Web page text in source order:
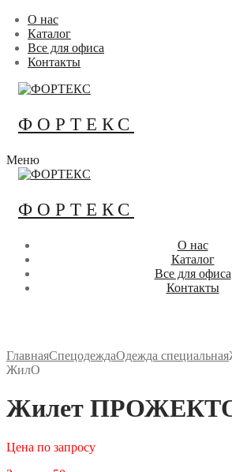
Перейти
содержимому
Меню
Закрыть
О нас
Каталог
Все для офиса
Контакты
ФОРТЕКС
Меню
ФОРТЕКС
О нас
Каталог
Все для офиса
Контакты
ГлавнаяСпецодеждаОдежда специальная
ЖилО
Жилет
Цена по запросу